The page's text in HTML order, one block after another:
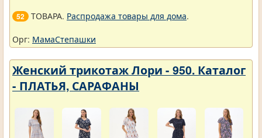
52 ТОВАРА. Распродажа товары для дома.
Орг: МамаСтепашки
Женский трикотаж Лори - 950. Каталог
- ПЛАТЬЯ, САРАФАНЫ